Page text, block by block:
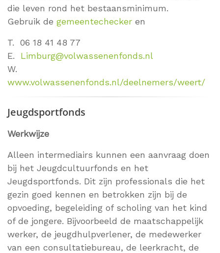
die leven rond het bestaansminimum.
Gebruik de gemeentechecker en
T. 06 18 41 48 77
E. Limburg@volwassenenfonds.nl
W.
www.volwassenenfonds.nl/deelnemers/weert/
Jeugdsportfonds
Werkwijze
Alleen intermediairs kunnen een aanvraag doen
bij het Jeugdcultuurfonds en het
Jeugdsportfonds. Dit zijn professionals die het
gezin goed kennen en betrokken zijn bij de
opvoeding, begeleiding of scholing van het kind
of de jongere. Bijvoorbeeld de maatschappelijk
werker, de jeugdhulpverlener, de medewerker
van een consultatiebureau, de leerkracht, de